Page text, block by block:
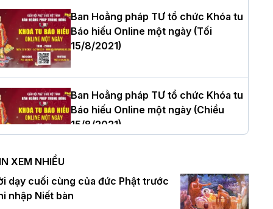
tọa Thích Tâm Chính được suy
tân Trưởng ban Trị sự GHPGVN tỉnh
Nội: Tăng Ni Trường hạ Bồ Đề trang
tác pháp Tiền an cư PL.2570 –
Ban Hoằng pháp TƯ tổ chức Khóa tu
Báo hiếu Online một ngày (Tối
15/8/2021)
Ban Hoằng pháp TƯ tổ chức Khóa tu
Báo hiếu Online một ngày (Chiều
15/8/2021)
Ban Hoằng pháp TƯ tổ chức Khóa tu
Báo hiếu Online một ngày (Sáng
15/8/2021)
XEM NHIỀU
dạy cuối cùng của đức Phật trước
nhập Niết bàn